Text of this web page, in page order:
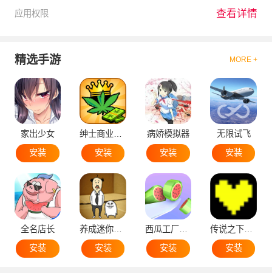
应用权限 查看详情
精选手游 MORE +
家出少女
安装
安装
病娇模拟器
安装
无限试飞
安装
全名店长
安装
安装
安装
安装